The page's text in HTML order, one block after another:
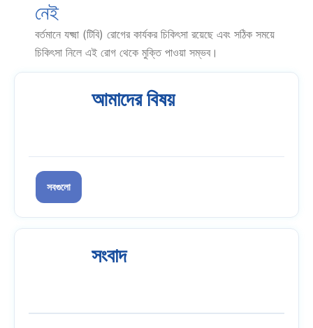
নেই
বর্তমানে যক্ষ্মা (টিবি) রোগের কার্যকর চিকিৎসা রয়েছে এবং সঠিক সময়ে
চিকিৎসা নিলে এই রোগ থেকে মুক্তি পাওয়া সম্ভব।
আমাদের বিষয়
সবগুলো
সংবাদ